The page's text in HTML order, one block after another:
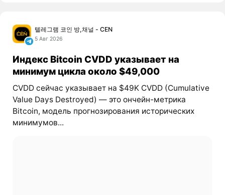
텔레그램 코인 방,채널 - CEN
5 Авг 2026
Индекс Bitcoin CVDD указывает на
минимум цикла около $49,000
CVDD сейчас указывает на $49K CVDD (Cumulative
Value Days Destroyed) — это ончейн-метрика
Bitcoin, модель прогнозирования исторических
минимумов...